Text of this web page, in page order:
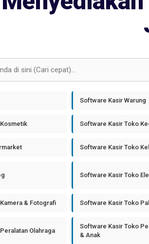
Software Kasir Warung
Software Kasir Toko
Software Kasir Toko
Software Kasir Toko
& Fotografi Software Kasir Toko
Olahraga
Software Kasir Toko
& Anak